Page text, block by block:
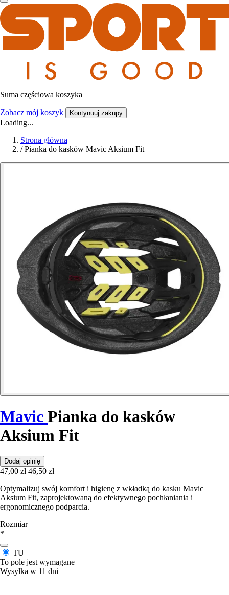
Suma częściowa koszyka
Zobacz mój koszyk Kontynuuj zakupy
Loading...
Strona główna
/ Pianka do kasków Mavic Aksium Fit
Mavic Pianka do kasków
Aksium Fit
Dodaj opinię
47,00 zł 46,50 zł
Optymalizuj swój komfort i higienę z wkładką do kasku Mavic
Aksium Fit, zaprojektowaną do efektywnego pochłaniania i
ergonomicznego podparcia.
Rozmiar
*
TU
To pole jest wymagane
Wysyłka w 11 dni